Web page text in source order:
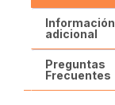
Información
adicional
Preguntas
Frecuentes